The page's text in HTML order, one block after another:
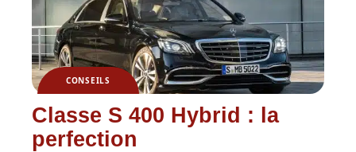
CONSEILS
Classe S 400 Hybrid : la
perfection